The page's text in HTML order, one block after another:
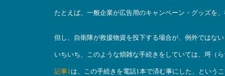
たとえば、一般企業が広告用のキャンペーン・グッズを
但し、自衛隊が救援物資を投下する場合が、例外ではな
いちいち、このような煩雑な手続きをしていては、埒（
記事1は、この手続きを電話1本で済む事にした、という